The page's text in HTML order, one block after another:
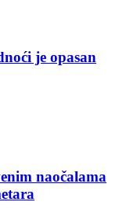
je opasan
naočalama